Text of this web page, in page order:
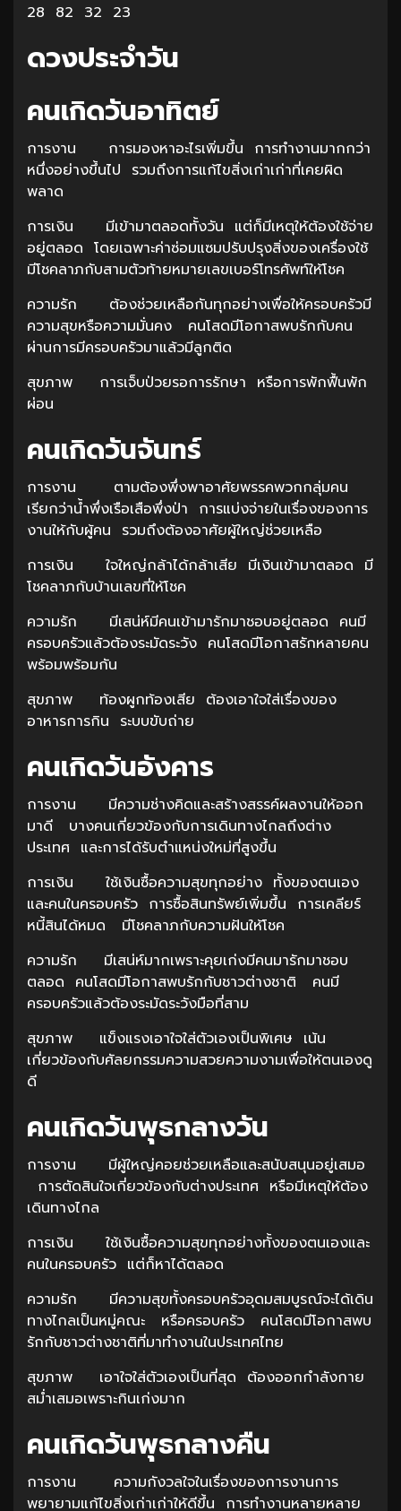
28 82 32 23
ดวงประจำวัน
คนเกิดวันอาทิตย์
การงาน การมองหาอะไรเพิ่มขึ้น การทำงานมากกว่า
หนึ่งอย่างขึ้นไป รวมถึงการแก้ไขสิ่งเก่าเก่าที่เคยผิด
พลาด
การเงิน มีเข้ามาตลอดทั้งวัน แต่ก็มีเหตุให้ต้องใช้จ่าย
อยู่ตลอด โดยเฉพาะค่าซ่อมแซมปรับปรุงสิ่งของเครื่องใช้
มีโชคลาภกับสามตัวท้ายหมายเลขเบอร์โทรศัพท์ให้โชค
ความรัก ต้องช่วยเหลือกันทุกอย่างเพื่อให้ครอบครัวมี
ความสุขหรือความมั่นคง คนโสดมีโอกาสพบรักกับคน
ผ่านการมีครอบครัวมาแล้วมีลูกติด
สุขภาพ การเจ็บป่วยรอการรักษา หรือการพักฟื้นพัก
ผ่อน
คนเกิดวันจันทร์
การงาน ตามต้องพึ่งพาอาศัยพรรคพวกกลุ่มคน
เรียกว่าน้ำพึ่งเรือเสือพึ่งป่า การแบ่งจ่ายในเรื่องของการ
งานให้กับผู้คน รวมถึงต้องอาศัยผู้ใหญ่ช่วยเหลือ
การเงิน ใจใหญ่กล้าได้กล้าเสีย มีเงินเข้ามาตลอด มี
โชคลาภกับบ้านเลขที่ให้โชค
ความรัก มีเสน่ห์มีคนเข้ามารักมาชอบอยู่ตลอด คนมี
ครอบครัวแล้วต้องระมัดระวัง คนโสดมีโอกาสรักหลายคน
พร้อมพร้อมกัน
สุขภาพ ท้องผูกท้องเสีย ต้องเอาใจใส่เรื่องของ
อาหารการกิน ระบบขับถ่าย
คนเกิดวันอังคาร
การงาน มีความช่างคิดและสร้างสรรค์ผลงานให้ออก
มาดี บางคนเกี่ยวข้องกับการเดินทางไกลถึงต่าง
ประเทศ และการได้รับตำแหน่งใหม่ที่สูงขึ้น
การเงิน ใช้เงินซื้อความสุขทุกอย่าง ทั้งของตนเอง
และคนในครอบครัว การซื้อสินทรัพย์เพิ่มขึ้น การเคลียร์
หนี้สินได้หมด มีโชคลาภกับความฝันให้โชค
ความรัก มีเสน่ห์มากเพราะคุยเก่งมีคนมารักมาชอบ
ตลอด คนโสดมีโอกาสพบรักกับชาวต่างชาติ คนมี
ครอบครัวแล้วต้องระมัดระวังมือที่สาม
สุขภาพ แข็งแรงเอาใจใส่ตัวเองเป็นพิเศษ เน้น
เกี่ยวข้องกับศัลยกรรมความสวยความงามเพื่อให้ตนเองดู
ดี
คนเกิดวันพุธกลางวัน
การงาน มีผู้ใหญ่คอยช่วยเหลือและสนับสนุนอยู่เสมอ
การตัดสินใจเกี่ยวข้องกับต่างประเทศ หรือมีเหตุให้ต้อง
เดินทางไกล
การเงิน ใช้เงินซื้อความสุขทุกอย่างทั้งของตนเองและ
คนในครอบครัว แต่ก็หาได้ตลอด
ความรัก มีความสุขทั้งครอบครัวอุดมสมบูรณ์จะได้เดิน
ทางไกลเป็นหมู่คณะ หรือครอบครัว คนโสดมีโอกาสพบ
รักกับชาวต่างชาติที่มาทำงานในประเทศไทย
สุขภาพ เอาใจใส่ตัวเองเป็นที่สุด ต้องออกกำลังกาย
สม่ำเสมอเพราะกินเก่งมาก
คนเกิดวันพุธกลางคืน
การงาน ความกังวลใจในเรื่องของการงานการ
พยายามแก้ไขสิ่งเก่าเก่าให้ดีขึ้น การทำงานหลายหลาย